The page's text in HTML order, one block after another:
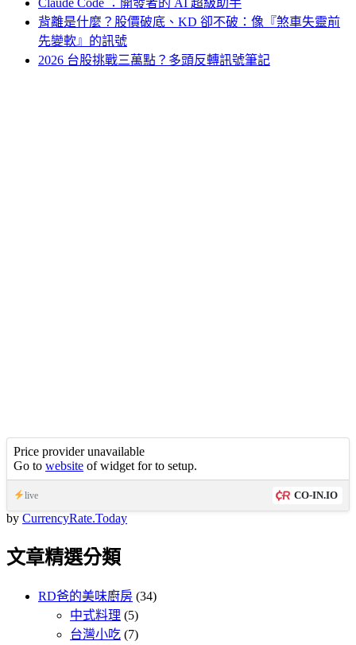
Claude Code ：開發者的 AI 超級助手
背離是什麼？股價破底、KD 卻不破：像『煞車失靈前
先變軟』的訊號
2026 台股挑戰三萬點？多頭反轉訊號筆記
Price provider unavailable
Go to website of widget for to setup.
live CO-IN.IO
by CurrencyRate.Today
文章精選分類
RD爸的美味廚房 (34)
中式料理 (5)
台灣小吃 (7)